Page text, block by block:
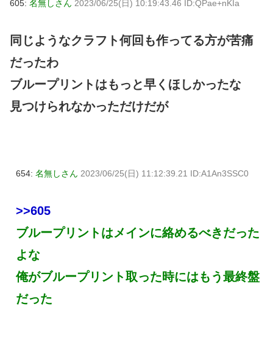
605: 名無しさん 2023/06/25(日) 10:19:43.46 ID:QPae+nKIa
同じようなクラフト何回も作ってる方が苦痛
だったわ
ブループリントはもっと早くほしかったな
見つけられなかっただけだが
654: 名無しさん 2023/06/25(日) 11:12:39.21 ID:A1An3SSC0
>>605
ブループリントはメインに絡めるべきだった
よな
俺がブループリント取った時にはもう最終盤
だった